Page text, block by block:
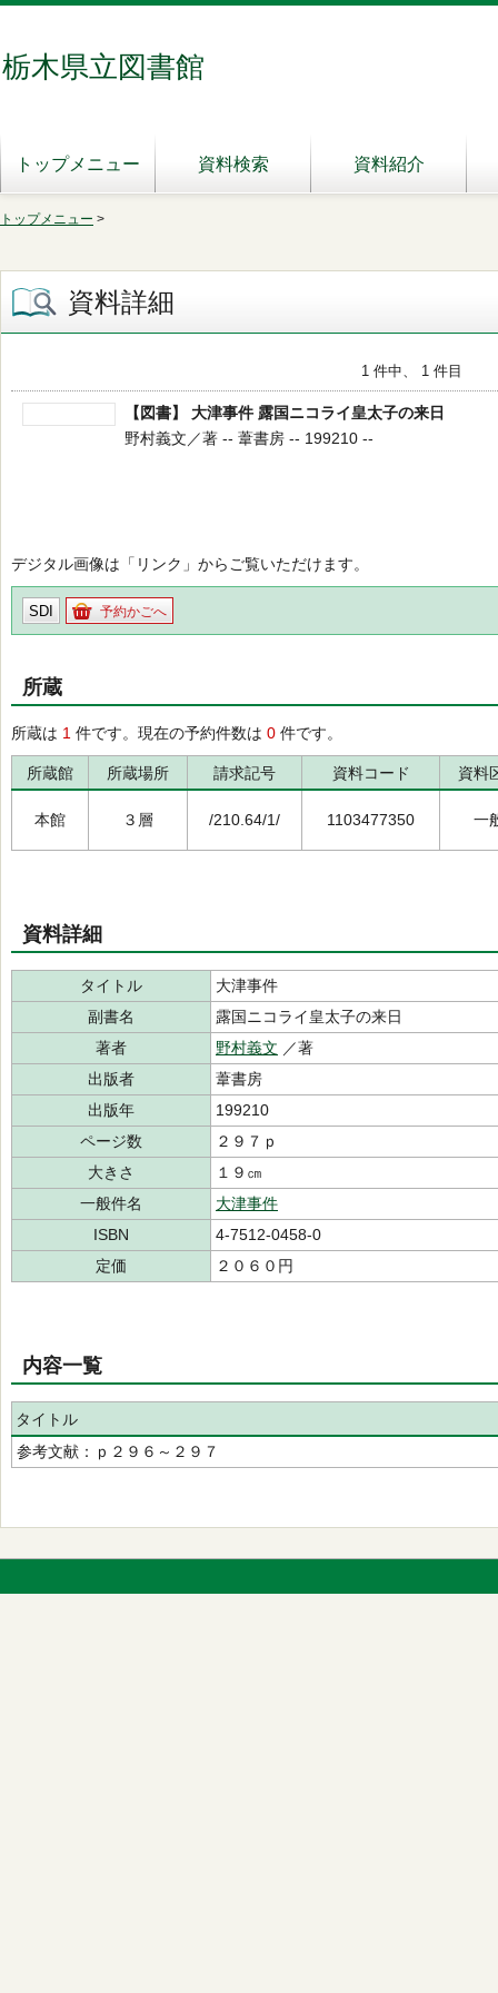
栃木県立図書館
トップメニュー 資料検索 資料紹介
トップメニュー >
資料詳細
1 件中、 1 件目
【図書】 大津事件 露国ニコライ皇太子の来日
野村義文／著 -- 葦書房 -- 199210 --
デジタル画像は「リンク」からご覧いただけます。
SDI 予約かごへ
所蔵
所蔵は 1 件です。現在の予約件数は 0 件です。
所蔵館 所蔵場所 請求記号 資料コード 資料
本館 ３層 /210.64/1/ 1103477350 一
資料詳細
タイトル
大津事件
副書名
露国ニコライ皇太子の来日
著者
野村義文 ／著
出版者
葦書房
出版年
199210
ページ数
２９７ｐ
大きさ
１９㎝
一般件名
大津事件
ISBN
4-7512-0458-0
定価
２０６０円
内容一覧
タイトル
参考文献：ｐ２９６～２９７